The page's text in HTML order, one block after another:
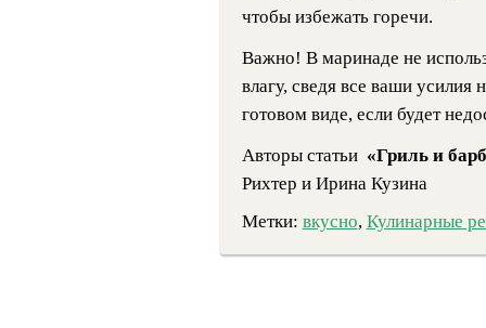
чтобы избежать горечи.
Важно! В маринаде не
влагу, сведя все ваши
готовом виде, если будет
Авторы статьи «Гриль и
Рихтер и Ирина Кузина
Метки: вкусно, Кулинарные